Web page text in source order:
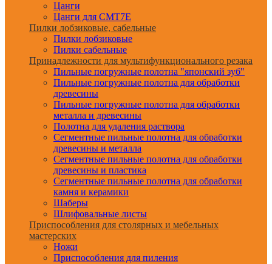
Цанги
Цанги для CMT7E
Пилки лобзиковые, сабельные
Пилки лобзиковые
Пилки сабельные
Принадлежности для мультифункционального резака
Пильные погружные полотна "японский зуб"
Пильные погружные полотна для обработки
древесины
Пильные погружные полотна для обработки
металла и древесины
Полотна для удаления раствора
Сегментные пильные полотна для обработки
древесины и металла
Сегментные пильные полотна для обработки
древесины и пластика
Сегментные пильные полотна для обработки
камня и керамики
Шаберы
Шлифовальные листы
Приспособления для столярных и мебельных
мастерских
Ножи
Приспособления для пиления